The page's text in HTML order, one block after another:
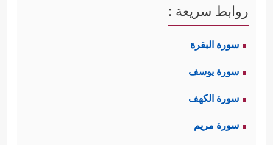
روابط سريعة :
سورة البقرة
سورة يوسف
سورة الكهف
سورة مريم